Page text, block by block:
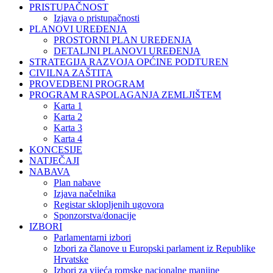
PRISTUPAČNOST
Izjava o pristupačnosti
PLANOVI UREĐENJA
PROSTORNI PLAN UREĐENJA
DETALJNI PLANOVI UREĐENJA
STRATEGIJA RAZVOJA OPĆINE PODTUREN
CIVILNA ZAŠTITA
PROVEDBENI PROGRAM
PROGRAM RASPOLAGANJA ZEMLJIŠTEM
Karta 1
Karta 2
Karta 3
Karta 4
KONCESIJE
NATJEČAJI
NABAVA
Plan nabave
Izjava načelnika
Registar sklopljenih ugovora
Sponzorstva/donacije
IZBORI
Parlamentarni izbori
Izbori za članove u Europski parlament iz Republike
Hrvatske
Izbori za vijeća romske nacionalne manjine